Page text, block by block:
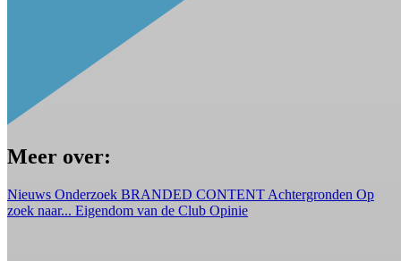
Meer over:
Nieuws Onderzoek BRANDED CONTENT Achtergronden Op
zoek naar... Eigendom van de Club Opinie